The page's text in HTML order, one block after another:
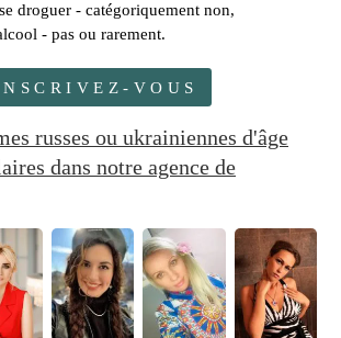
droguer - catégoriquement non,
- pas ou rarement.
VOUS
russes ou ukrainiennes d'âge
dans notre agence de